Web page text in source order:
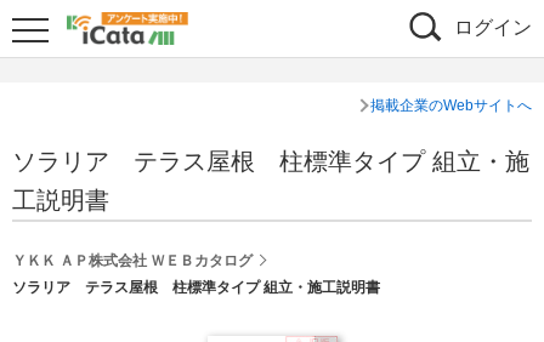
ログイン
掲載企業のWebサイトへ
ソラリア テラス屋根 柱標準タイプ 組立・施
工説明書
ＹＫＫ ＡＰ株式会社 ＷＥＢカタログ
ソラリア テラス屋根 柱標準タイプ 組立・施工説明書